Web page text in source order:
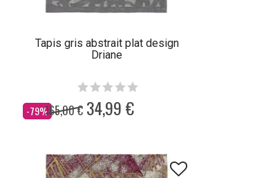
Tapis gris abstrait plat design
Driane
-79%
Dès 165,00 € 34,99 €